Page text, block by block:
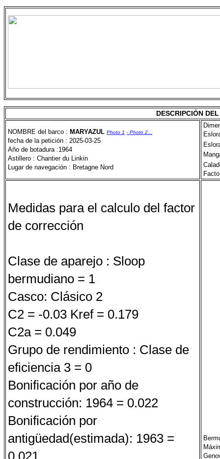
DESCRIPCIÓN
NOMBRE del barco : MARYAZUL Photo 1 - Photo 2...
fecha de la petición : 2025-03-25
Año de botadura :1964
Astillero : Chantier du Linkin
Lugar de navegación : Bretagne Nord
Medidas para el calculo del factor
de corrección
Clase de aparejo : Sloop
bermudiano = 1
Casco: Clásico 2
C2 = -0.03 Kref = 0.179
C2a = 0.049
Grupo de rendimiento : Clase de
eficiencia 3 = 0
Bonificación por año de
construcción: 1964 = 0.022
Bonificación por
antigüedad(estimada): 1963 =
0.021